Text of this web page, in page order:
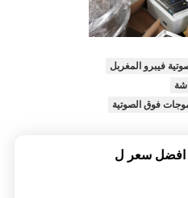
فيبرو المغربل
فوق الصوتية
سعر ل